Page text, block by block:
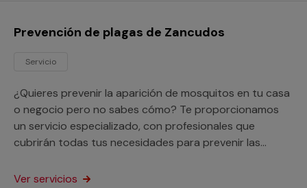
Prevención de plagas de Zancudos
Servicio
¿Quieres prevenir la aparición de mosquitos en tu casa
o negocio pero no sabes cómo? Te proporcionamos
un servicio especializado, con profesionales que
cubrirán todas tus necesidades para prevenir las
Ver servicios